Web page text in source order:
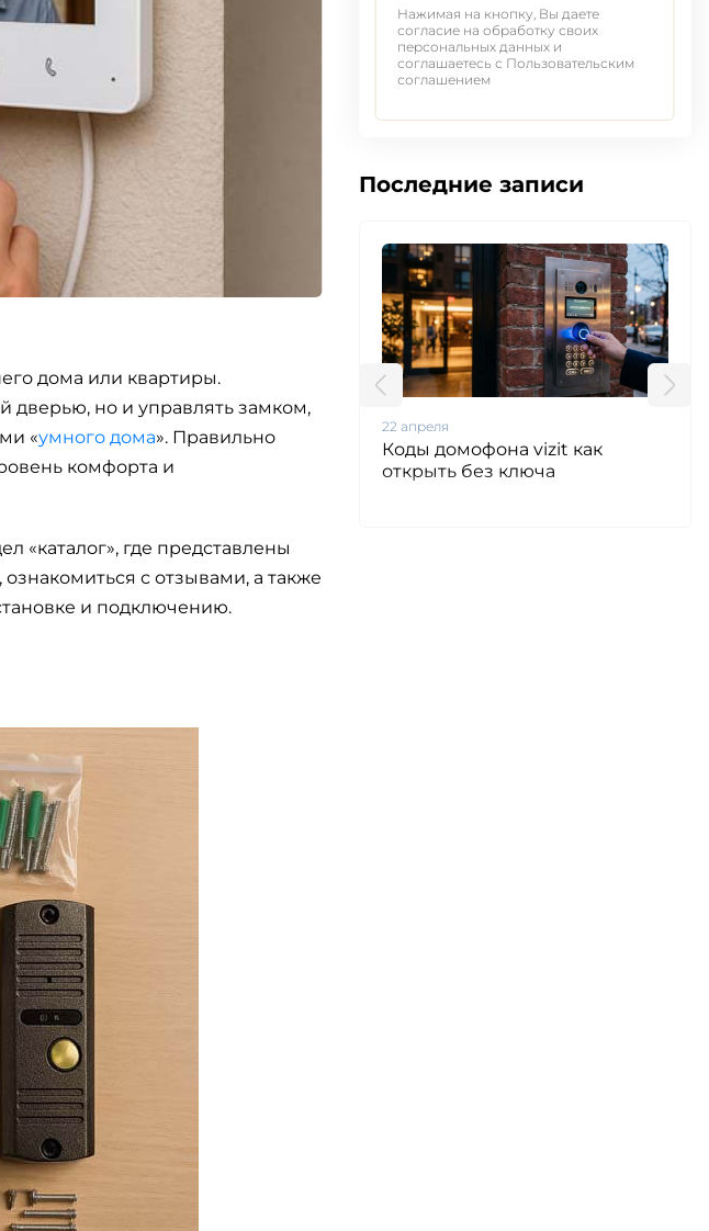
Нажимая на кнопку, Вы даете
согласие на обработку своих
персональных данных и
соглашаетесь с Пользовательским
соглашением
Последние записи
IP-домофоны с облачным
доступом
22 апреля
Коды домофона vizit как
открыть без ключа
дома или квартиры.
дверью, но и управлять замком,
«умного дома». Правильно
комфорта и
«каталог», где представлены
с отзывами, а также
и подключению.